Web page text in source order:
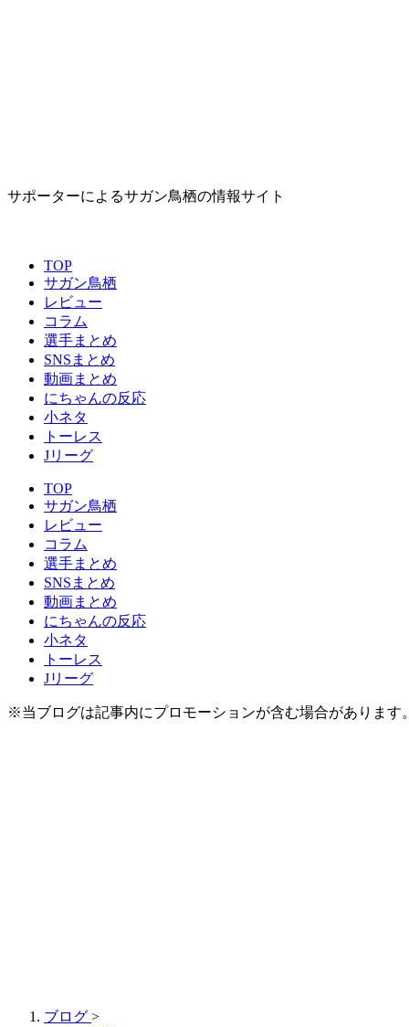
サポーターによるサガン鳥栖の情報サイト
TOP
サガン鳥栖
レビュー
コラム
選手まとめ
SNSまとめ
動画まとめ
にちゃんの反応
小ネタ
トーレス
Jリーグ
TOP
サガン鳥栖
レビュー
コラム
選手まとめ
SNSまとめ
動画まとめ
にちゃんの反応
小ネタ
トーレス
Jリーグ
※当ブログは記事内にプロモーションが含む場合があります。
ブログ >